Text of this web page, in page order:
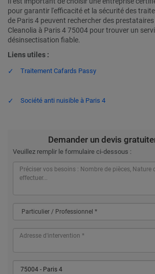
pour garantir l'efficacité et la sécurité des
de Paris 4 peuvent rechercher des
Cleanolia à Paris 4 75004 pour trouver un
désinsectisation fiable.
Liens utiles :
Traitement Cafards Passy
Société anti nuisible à Paris 4
Demander un devis
Veuillez remplir le formulaire ci-dessous :
75004 - Paris 4